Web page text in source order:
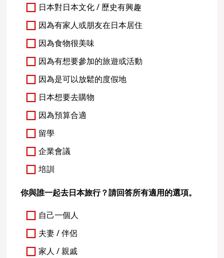
日本對日本文化 / 歷史有興趣
因為有家人或朋友在日本居住
因為食物很美味
因為有想要參加的旅遊或活動
因為是可以放鬆的度假地
日本想要去購物
因為預算合適
留學
企業會議
培訓
你與誰一起去日本旅行？請回答所有適用的選項。
自己一個人
夫妻 / 伴侶
家人 / 親戚